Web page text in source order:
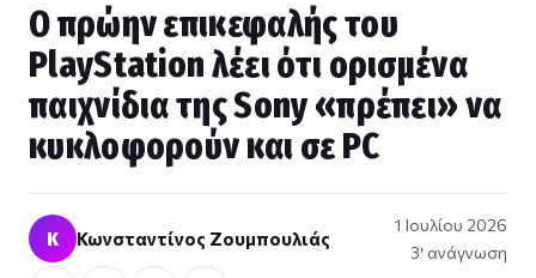
Ο πρώην επικεφαλής του
PlayStation λέει ότι ορισμένα
παιχνίδια της Sony «πρέπει» να
κυκλοφορούν και σε PC
Κ Κωνσταντίνος Ζουμπουλιάς
1 Ιουλίου 2026
3′ ανάγνωση